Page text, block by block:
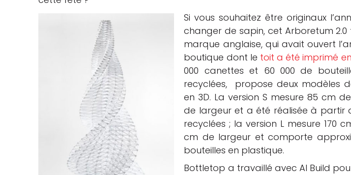
Si vous souhaitez être originaux
changer de sapin, cet Arboretum
marque anglaise, qui avait ouvert
boutique dont le toit a été imprimé
000 canettes et 60 000 de
recyclées, propose deux modèles
en 3D. La version S mesure 85 cm
de largeur et a été réalisée à partir
recyclées ; la version L mesure 170
cm de largeur et comporte
bouteilles en plastique.
Bottletop a travaillé avec AI Build